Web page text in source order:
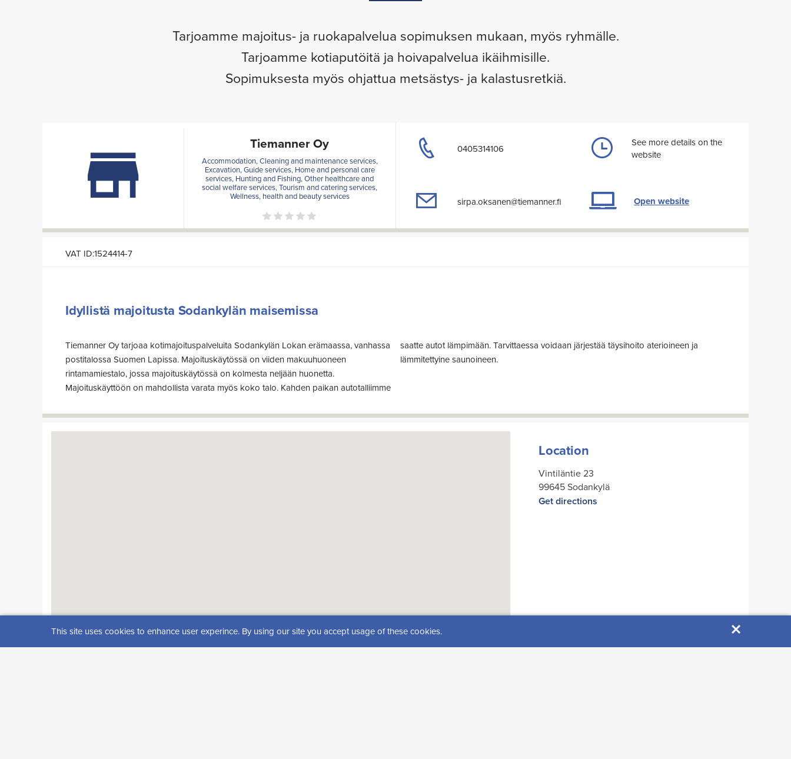
Tarjoamme majoitus- ja ruokapalvelua sopimuksen mukaan, myös ryhmälle.
Tarjoamme kotiaputöitä ja hoivapalvelua ikäihmisille.
Sopimuksesta myös ohjattua metsästys- ja kalastusretkiä.
Tiemanner Oy
Accommodation, Cleaning and maintenance services,
Excavation, Guide services, Home and personal care
services, Hunting and Fishing, Other healthcare and
social welfare services, Tourism and catering services,
Wellness, health and beauty services
0405314106
sirpa.oksanen@tiemanner.fi
See more details on the
website
Open website
VAT ID:1524414-7
Idyllistä majoitusta Sodankylän maisemissa
Tiemanner Oy tarjoaa kotimajoituspalveluita Sodankylän Lokan erämaassa, vanhassa
postitalossa Suomen Lapissa. Majoituskäytössä on viiden makuuhuoneen
rintamamiestalo, jossa majoituskäytössä on kolmesta neljään huonetta.
Majoituskäyttöön on mahdollista varata myös koko talo. Kahden paikan autotalliimme
saatte autot lämpimään. Tarvittaessa voidaan järjestää täysihoito aterioineen ja
lämmitettyine saunoineen.
Location
Vintiläntie 23
99645 Sodankylä
Get directions
This site uses cookies to enhance user experince. By using our site you accept usage of these cookies. ×